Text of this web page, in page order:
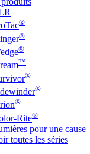
®
®
®
™
®
®
®
Rite®
pour une cause
toutes les séries